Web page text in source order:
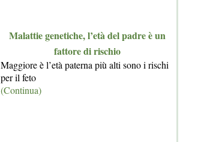
Malattie genetiche, l’età del padre è un
fattore di rischio
Maggiore è l’età paterna più alti sono i rischi
per il feto
(Continua)